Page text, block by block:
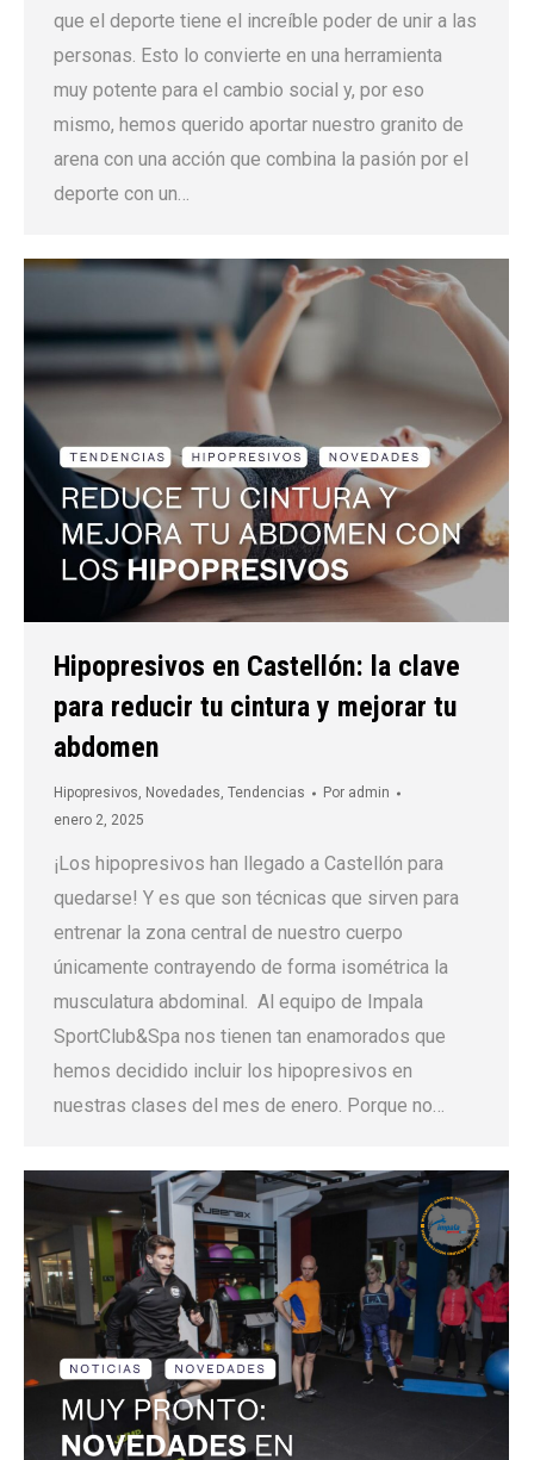
que el deporte tiene el increíble poder de unir a las
personas. Esto lo convierte en una herramienta
muy potente para el cambio social y, por eso
mismo, hemos querido aportar nuestro granito de
arena con una acción que combina la pasión por el
deporte con un…
Hipopresivos en Castellón: la clave
para reducir tu cintura y mejorar tu
abdomen
Hipopresivos, Novedades, Tendencias Por admin
enero 2, 2025
¡Los hipopresivos han llegado a Castellón para
quedarse! Y es que son técnicas que sirven para
entrenar la zona central de nuestro cuerpo
únicamente contrayendo de forma isométrica la
musculatura abdominal. Al equipo de Impala
SportClub&Spa nos tienen tan enamorados que
hemos decidido incluir los hipopresivos en
nuestras clases del mes de enero. Porque no…